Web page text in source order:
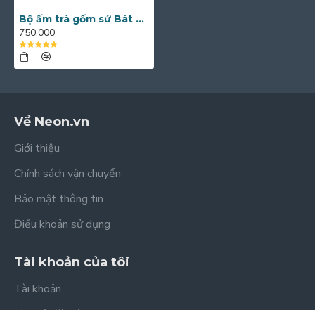
Bộ ấm trà gốm sứ Bát Tràng men lam cổ long ẩn AC52
750.000
Về Neon.vn
Giới thiệu
Chính sách vận chuyển
Bảo mật thông tin
Điều khoản sử dụng
Tài khoản của tôi
Tài khoản